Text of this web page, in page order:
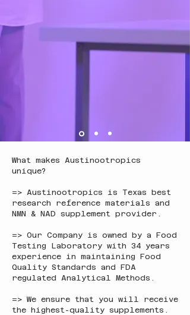
What makes Austinootropics
unique?
=> Austinootropics is Texas best
research reference materials and
NMN & NAD supplement provider.
=> Our Company is owned by a Food
Testing Laboratory with 34 years
experience in maintaining Food
Quality Standards and FDA
regulated Analytical Methods.
=> We ensure that you will receive
the highest-quality supplements.